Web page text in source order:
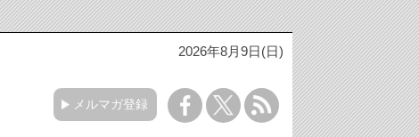
2026年8月9日(日)
メルマガ登録